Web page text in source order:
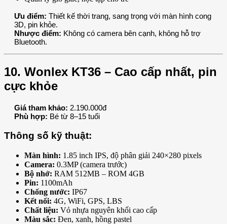
Ưu điểm: Thiết kế thời trang, sang trọng với màn hình cong
3D, pin khỏe.
Nhược điểm: Không có camera bên cạnh, không hỗ trợ
Bluetooth.
10. Wonlex KT36 – Cao cấp nhất, pin
cực khỏe
Giá tham khảo: 2.190.000đ
Phù hợp: Bé từ 8–15 tuổi
Thông số kỹ thuật:
Màn hình: 1.85 inch IPS, độ phân giải 240×280 pixels
Camera: 0.3MP (camera trước)
Bộ nhớ: RAM 512MB – ROM 4GB
Pin: 1100mAh
Chống nước: IP67
Kết nối: 4G, WiFi, GPS, LBS
Chất liệu: Vỏ nhựa nguyên khối cao cấp
Màu sắc: Đen, xanh, hồng pastel